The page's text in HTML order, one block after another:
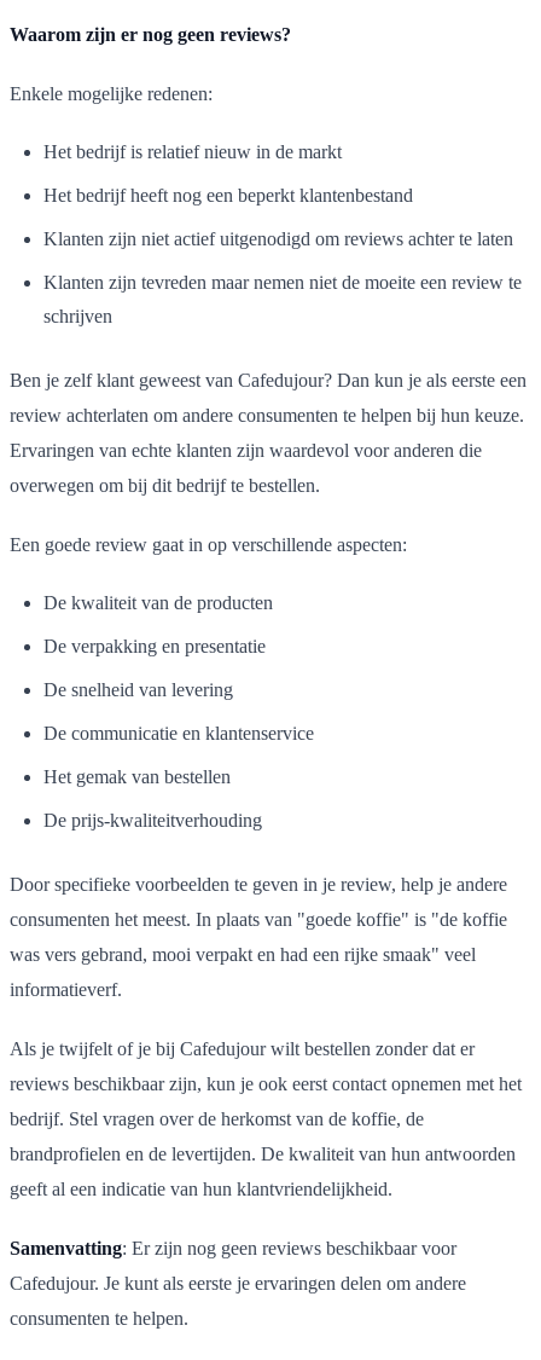
Waarom zijn er nog geen reviews?
Enkele mogelijke redenen:
Het bedrijf is relatief nieuw in de markt
Het bedrijf heeft nog een beperkt klantenbestand
Klanten zijn niet actief uitgenodigd om reviews achter te laten
Klanten zijn tevreden maar nemen niet de moeite een review te
schrijven
Ben je zelf klant geweest van Cafedujour? Dan kun je als eerste een
review achterlaten om andere consumenten te helpen bij hun keuze.
Ervaringen van echte klanten zijn waardevol voor anderen die
overwegen om bij dit bedrijf te bestellen.
Een goede review gaat in op verschillende aspecten:
De kwaliteit van de producten
De verpakking en presentatie
De snelheid van levering
De communicatie en klantenservice
Het gemak van bestellen
De prijs-kwaliteitverhouding
Door specifieke voorbeelden te geven in je review, help je andere
consumenten het meest. In plaats van "goede koffie" is "de koffie
was vers gebrand, mooi verpakt en had een rijke smaak" veel
informatieverf.
Als je twijfelt of je bij Cafedujour wilt bestellen zonder dat er
reviews beschikbaar zijn, kun je ook eerst contact opnemen met het
bedrijf. Stel vragen over de herkomst van de koffie, de
brandprofielen en de levertijden. De kwaliteit van hun antwoorden
geeft al een indicatie van hun klantvriendelijkheid.
Samenvatting: Er zijn nog geen reviews beschikbaar voor
Cafedujour. Je kunt als eerste je ervaringen delen om andere
consumenten te helpen.